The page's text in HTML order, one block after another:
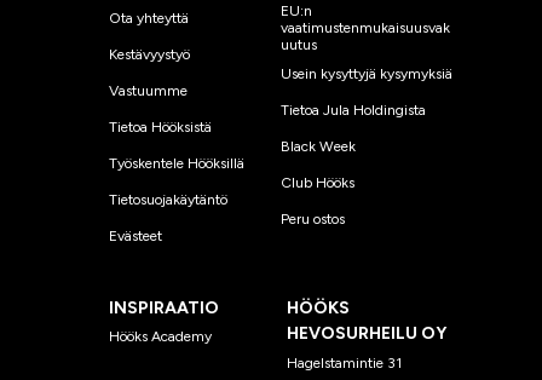
Ota yhteyttä
Kestävyystyö
Vastuumme
Tietoa Hööksistä
Työskentele Hööksillä
Tietosuojakäytäntö
Evästeet
EU:n
vaatimustenmukaisuusvak
uutus
Usein kysyttyjä kysymyksiä
Tietoa Jula Holdingista
Black Week
Club Hööks
Peru ostos
INSPIRAATIO
Hööks Academy
HÖÖKS
HEVOSURHEILU OY
Hagelstamintie 31